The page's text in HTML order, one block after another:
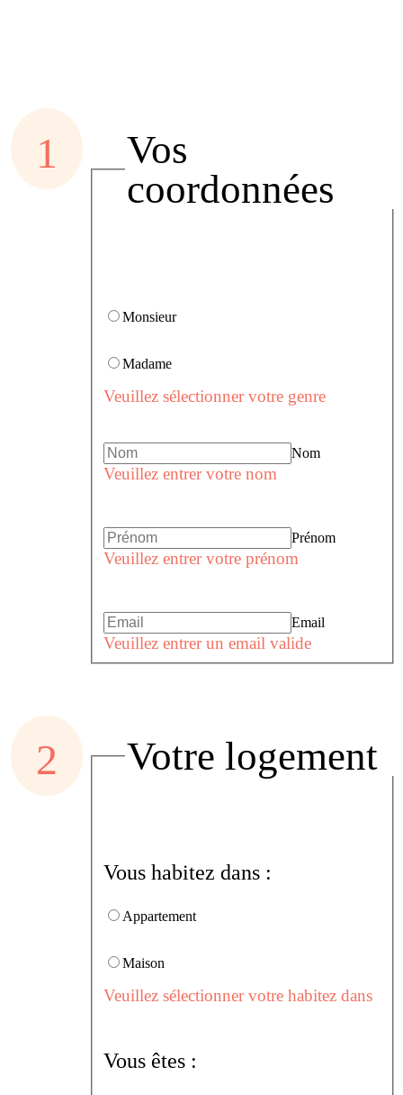
Vos
coordonnées
Monsieur
Madame
Veuillez sélectionner votre genre
Nom
Veuillez entrer votre nom
Prénom
Veuillez entrer votre prénom
Email
Veuillez entrer un email valide
Votre logement
Vous habitez dans :
Appartement
Maison
Veuillez sélectionner votre habitez dans
Vous êtes :